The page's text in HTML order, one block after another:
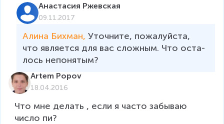
Анастасия Ржевская
09.11.2017
Алина Бихман, Уточ­ни­те, по­жа­луй­ста,
что яв­ля­ет­ся для вас слож­ным. Что оста­
лось непо­ня­тым?
Artem Popov
18.04.2016
Что мне делать , если я часто забываю
число пи?